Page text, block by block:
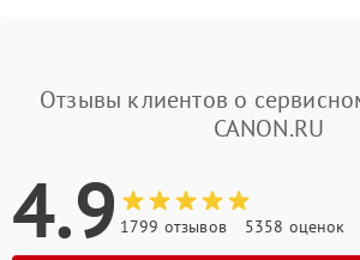
Отзывы клиентов о
CANON.RU
4.9 1799 отзывов 5358 оценок